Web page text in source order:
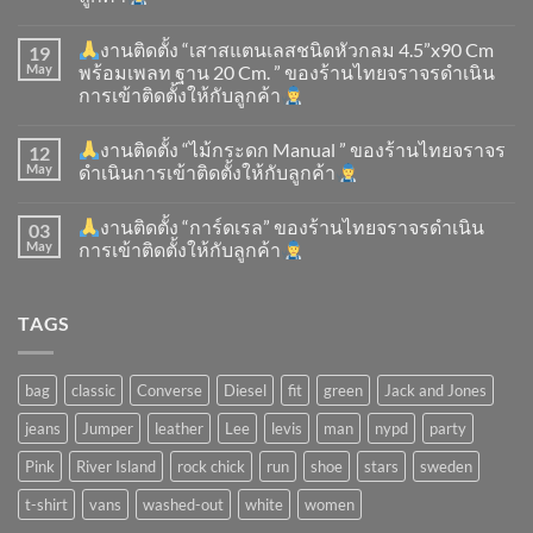
19
May
งานติดตั้ง “เสาสแตนเลสชนิดหัวกลม 4.5”x90 Cm
พร้อมเพลท ฐาน 20 Cm. ” ของร้านไทยจราจรดำเนิน
การเข้าติดตั้ง​ให้กับลูกค้า
12
May
งานติดตั้ง “ไม้กระดก Manual ” ของร้านไทยจราจร
ดำเนินการเข้าติดตั้ง​ให้กับลูกค้า
03
May
งานติดตั้ง “การ์ดเรล” ของร้านไทยจราจรดำเนิน
การเข้าติดตั้ง​ให้กับลูกค้า
TAGS
bag classic Converse Diesel fit green
Jack and Jones
jeans
Jumper leather Lee levis man nypd
party
Pink
River Island rock chick run shoe stars
sweden
t-shirt
vans washed-out white women